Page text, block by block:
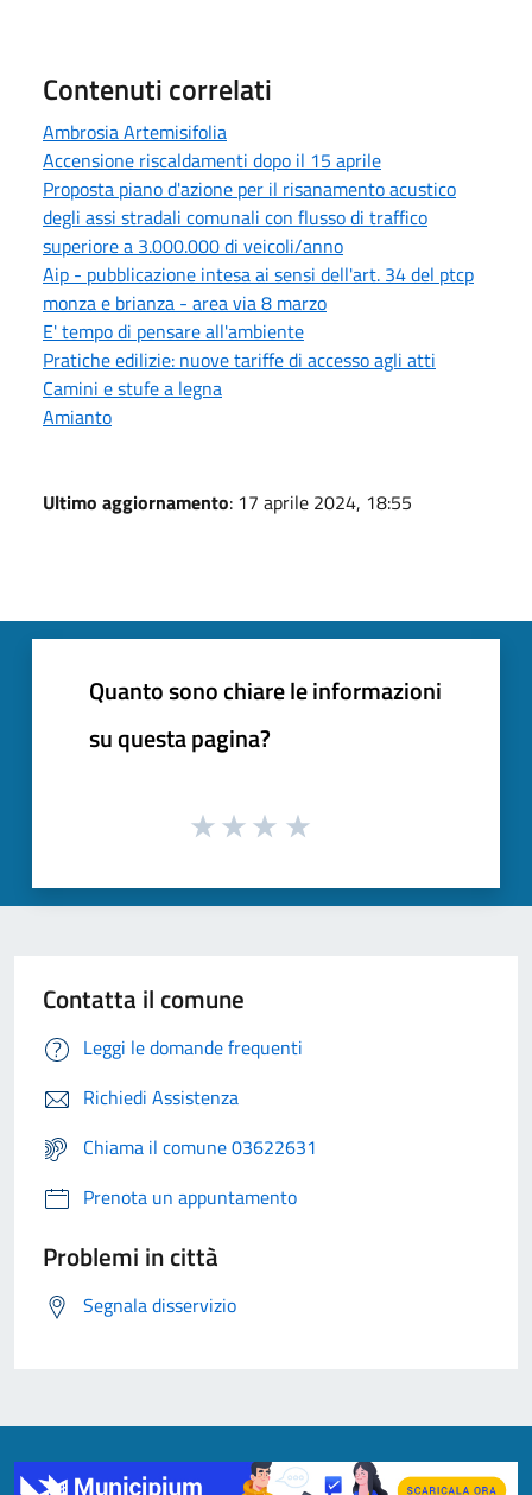
Contenuti correlati
Ambrosia Artemisifolia
Accensione riscaldamenti dopo il 15 aprile
Proposta piano d'azione per il risanamento acustico
degli assi stradali comunali con flusso di traffico
superiore a 3.000.000 di veicoli/anno
Aip - pubblicazione intesa ai sensi dell'art. 34 del ptcp
monza e brianza - area via 8 marzo
E' tempo di pensare all'ambiente
Pratiche edilizie: nuove tariffe di accesso agli atti
Camini e stufe a legna
Amianto
Ultimo aggiornamento: 17 aprile 2024, 18:55
Quanto sono chiare le informazioni
su questa pagina?
Contatta il comune
Leggi le domande frequenti
Richiedi Assistenza
Chiama il comune 03622631
Prenota un appuntamento
Problemi in città
Segnala disservizio